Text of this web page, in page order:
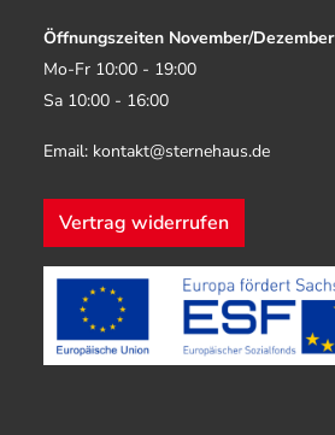
Öffnungszeiten November/Dezember
Mo-Fr 10:00 - 19:00
Sa 10:00 - 16:00
Email: kontakt@sternehaus.de
Vertrag widerrufen